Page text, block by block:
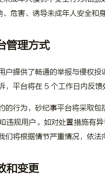
、危害、诱导未成年人安全和
管理方式
户提供了畅通的举报与侵权
，平台将在 5 个工作日内反
的行为，砂纪事平台将采取
违规用户。如对处置措施有
们将根据情节严重情况，依法
和变更